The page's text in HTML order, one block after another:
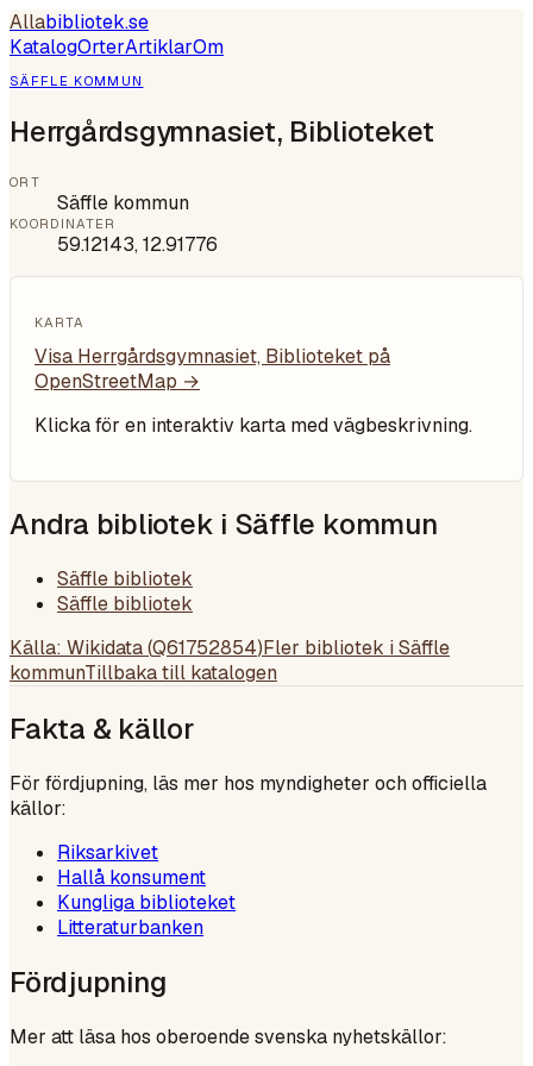
Allabibliotek.se
KatalogOrterArtiklarOm
SÄFFLE KOMMUN
Herrgårdsgymnasiet, Biblioteket
ORT
Säffle kommun
KOORDINATER
59.12143,12.91776
KARTA
Visa Herrgårdsgymnasiet, Biblioteket på
OpenStreetMap →
Klicka för en interaktiv karta med vägbeskrivning.
Andra bibliotek i Säffle kommun
Säffle bibliotek
Säffle bibliotek
Källa: Wikidata (Q61752854)Fler bibliotek i Säffle
kommunTillbaka till katalogen
Fakta & källor
För fördjupning, läs mer hos myndigheter och officiella
källor:
Riksarkivet
Hallå konsument
Kungliga biblioteket
Litteraturbanken
Fördjupning
Mer att läsa hos oberoende svenska nyhetskällor: